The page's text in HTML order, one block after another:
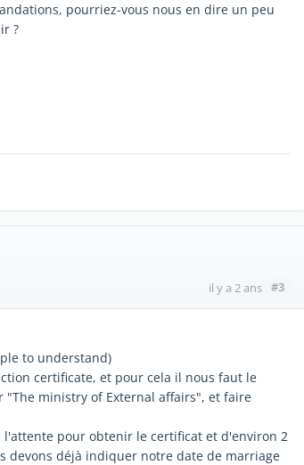
pourriez-vous nous en dire un peu
?
il y a 2 ans #3
to understand)
certificate, et pour cela il nous faut le
"The ministry of External affairs", et faire
pour obtenir le certificat et d'environ 2
devons déjà indiquer notre date de marriage